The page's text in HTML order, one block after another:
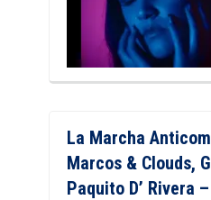
La Marcha
Marcos & Clouds,
Paquito D’ Rivera